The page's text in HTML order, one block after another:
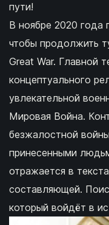
пути!
В ноябре 2020 года
чтобы продолжить
Great War. Главной
концептуального
увлекательной
Мировая Война.
безжалостной
принесенными
отражается в
составляющей.
который войдёт в